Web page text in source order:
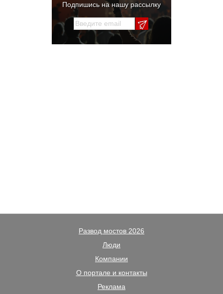
Подпишись на нашу рассылку
Развод мостов 2026
Люди
Компании
О портале и контакты
Реклама